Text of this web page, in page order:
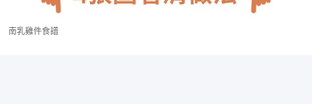
南乳雞件食譜